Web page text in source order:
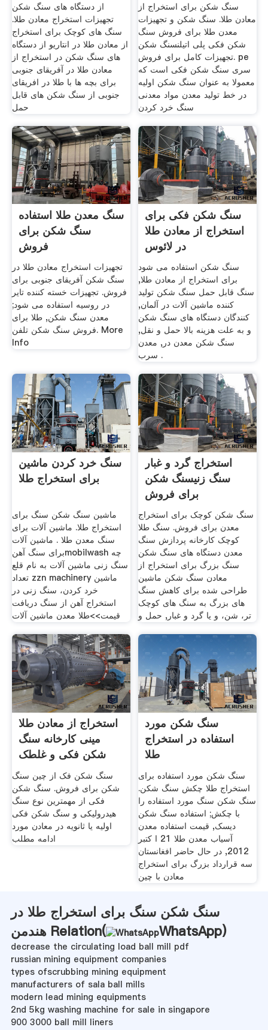
از دستگاه های سنگ شکن
تجهیزات استخراج معادن طلا.
سنگ های کوچک برای استخراج
از معادن طلا در انتاریو از دستگاه
های سنگ شکن در استخراج از
معادن طلا در آفریقای جنوبی
برای بچه ها با طلا در افریقای
جنوبی از سنگ شکن های قابل
حمل
سنگ شکن برای استخراج از
معادن طلا. سنگ شکن و تجهیزات
معدن طلا برای فروش سنگ
شکن فکی پلی اتیلنسنگ شکن
تجهیزات کامل برای فروش. pe
سری سنگ شکن فکی است که
معمولا به عنوان سنگ شکن اولیه
در خط تولید معدن مواد معدنی
سنگ خرد کردن
سنگ معدن طلا استفاده
سنگ شکن برای
فروش
تجهیزات استخراج معادن طلا در
سنگ شکن آفریقای جنوبی برای
فروش. تجهیزات خسته کننده تایر
در روسیه استفاده می شود;
معدن سنگ شکن, طلا برای
فروش سنگ شکن تلفن. More
Info
سنگ شکن فکی برای
استخراج از معادن طلا
در لائوس
سنگ شکن استفاده می شود
برای استخراج از معادن طلا,
سنگ قابل حمل سنگ شکن تولید
کننده ماشین آلات در آلمان,
کنندگان دستگاه های سنگ شکن
و به علت هزینه بالا حمل و نقل,
سنگ شکن معدن در, معدن
سرب .
سنگ خرد کردن ماشین
برای استخراج طلا
ماشین سنگ شکن سنگ برای
استخراج طلا. ماشین آلات برای
سنگ معدن طلا . ماشین آلات
برای سنگ آهنmobilwash چه
سنگ زنی ماشین آلات به نام قلع
تعداد zzn machinery ماشین
خرد کردن، سنگ زنی در
استخراج آهن از سنگ دریافت
قیمت>>طلا معدن ماشین آلات
استخراج گرد و غبار
سنگ زنیسنگ شکن
برای فروش
سنگ شکن کوچک برای استخراج
معدن برای فروش. سنگ طلا
کوچک کارخانه پردازش سنگ
معدن دستگاه های سنگ شکن
سنگ بزرگ برای استخراج از
معادن سنگ شکن ماشین
طراحی شده برای کاهش سنگ
های بزرگ به سنگ های کوچک
تر، شن، و یا گرد و غبار, حمل و
استخراج از معادن طلا
مینی کارخانه سنگ
شکن فکی و غلطک
سنگ شکن فک از چین سنگ
شکن برای فروش. سنگ شکن
فکی از مهمترین نوع سنگ
هیدرولیکی و سنگ شکن فکی
اولیه یا ثانویه در معادن مورد
ادامه مطلب
سنگ شکن مورد
استفاده در استخراج
طلا
سنگ شکن مورد استفاده برای
استخراج طلا چکش سنگ شکن.
سنگ شکن سنگ مورد استفاده را
با چکش; استفاده سنگ شکن
دیسک, قیمت استفاده معدن
آسیاب معدن طلا 21 ا کتبر
2012, در حال حاضر افغانستان
سه قرارداد بزرگ برای استخراج
معادن با چین
سنگ شکن سنگ برای استخراج طلا در
هندمن Relation(
WhatsApp)
decrease the circulating load ball mill pdf
russian mining equipment companies
types ofscrubbing mining equipment
manufacturers of sala ball mills
modern lead mining equipments
2nd 5kg washing machine for sale in singapore
900 3000 ball mill liners